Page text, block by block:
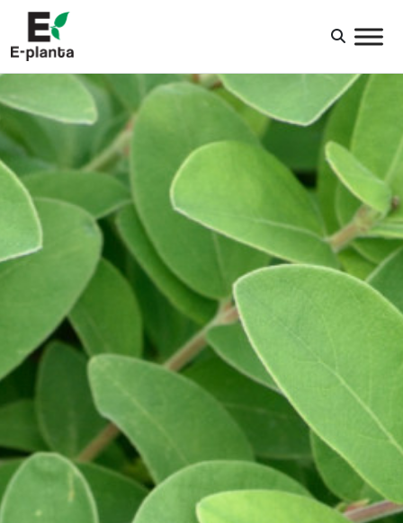
HUVUDNAVIGERING